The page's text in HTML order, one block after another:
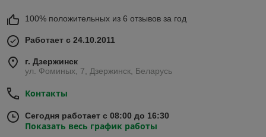
100% положительных из 6 отзывов за год
Работает с 24.10.2011
г. Дзержинск
ул. Фоминых, 7, Дзержинск, Беларусь
Контакты
Сегодня работает с 08:00 до 16:30
Показать весь график работы